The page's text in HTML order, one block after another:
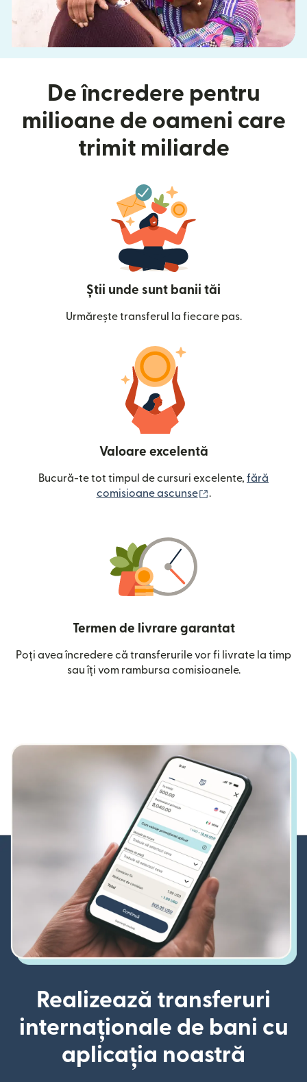
De încredere pentru
milioane de oameni care
trimit miliarde
Știi unde sunt banii tăi
Urmărește transferul la fiecare pas.
Valoare excelentă
Bucură-te tot timpul de cursuri excelente, fără
comisioane ascunse
.
Termen de livrare garantat
Poți avea încredere că transferurile vor fi livrate la timp
sau îți vom rambursa comisioanele.
Realizează transferuri
internaționale de bani cu
aplicația noastră